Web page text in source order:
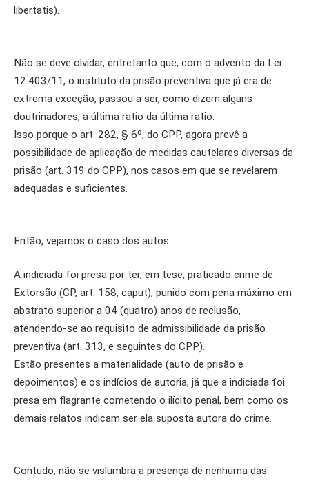
libertatis).
Não se deve olvidar, entretanto que, com o advento da Lei
12.403/11, o instituto da prisão preventiva que já era de
extrema exceção, passou a ser, como dizem alguns
doutrinadores, a última ratio da última ratio.
Isso porque o art. 282, § 6º, do CPP, agora prevê a
possibilidade de aplicação de medidas cautelares diversas da
prisão (art. 319 do CPP), nos casos em que se revelarem
adequadas e suficientes.
Então, vejamos o caso dos autos.
A indiciada foi presa por ter, em tese, praticado crime de
Extorsão (CP, art. 158, caput), punido com pena máximo em
abstrato superior a 04 (quatro) anos de reclusão,
atendendo-se ao requisito de admissibilidade da prisão
preventiva (art. 313, e seguintes do CPP).
Estão presentes a materialidade (auto de prisão e
depoimentos) e os indícios de autoria, já que a indiciada foi
presa em flagrante cometendo o ilícito penal, bem como os
demais relatos indicam ser ela suposta autora do crime.
Contudo, não se vislumbra a presença de nenhuma das